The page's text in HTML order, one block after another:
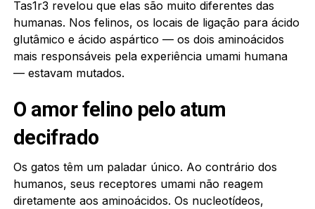
Tas1r3 revelou que elas são muito diferentes das
humanas. Nos felinos, os locais de ligação para ácido
glutâmico e ácido aspártico — os dois aminoácidos
mais responsáveis pela experiência umami humana
— estavam mutados.
O amor felino pelo atum
decifrado
Os gatos têm um paladar único. Ao contrário dos
humanos, seus receptores umami não reagem
diretamente aos aminoácidos. Os nucleotídeos,